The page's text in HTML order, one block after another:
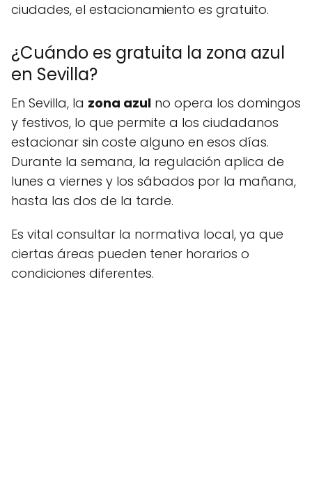
ciudades, el estacionamiento es gratuito.
¿Cuándo es gratuita la zona azul
en Sevilla?
En Sevilla, la zona azul no opera los domingos
y festivos, lo que permite a los ciudadanos
estacionar sin coste alguno en esos días.
Durante la semana, la regulación aplica de
lunes a viernes y los sábados por la mañana,
hasta las dos de la tarde.
Es vital consultar la normativa local, ya que
ciertas áreas pueden tener horarios o
condiciones diferentes.